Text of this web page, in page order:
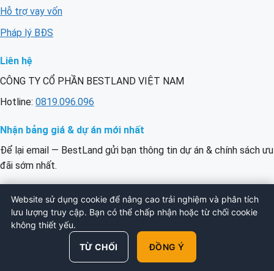
Hỗ trợ vay vốn
Pháp lý BĐS
Liên hệ
CÔNG TY CỔ PHẦN BESTLAND VIỆT NAM
Hotline: 0819.096.096
Nhận bảng giá & dự án mới nhất
Để lại email — BestLand gửi bạn thông tin dự án & chính sách ưu
đãi sớm nhất.
của
bạn
ĐĂNG KÝ
© 2026 BESTLAND VIỆT NAM. All Rights
Chính sách bảo mật Điều khoản
Website sử dụng cookie để nâng cao trải nghiệm và phân tích
lưu lượng truy cập. Bạn có thể chấp nhận hoặc từ chối cookie
không thiết yếu.
TỪ CHỐI ĐỒNG Ý